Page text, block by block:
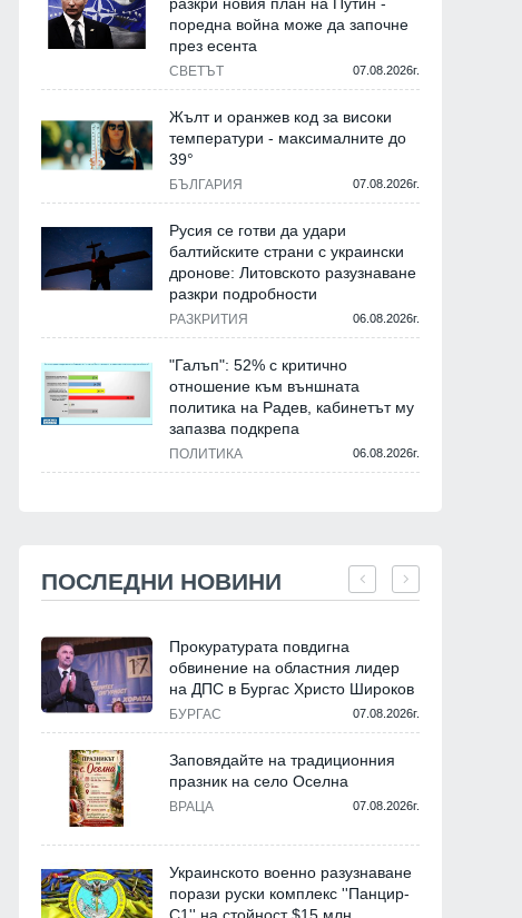
разкри новия план на Путин -
поредна война може да започне
през есента
СВЕТЪТ 07.08.2026г.
Жълт и оранжев код за високи
температури - максималните до
39°
БЪЛГАРИЯ 07.08.2026г.
Русия се готви да удари
балтийските страни с украински
дронове: Литовското разузнаване
разкри подробности
РАЗКРИТИЯ 06.08.2026г.
"Галъп": 52% с критично
отношение към външната
политика на Радев, кабинетът му
запазва подкрепа
ПОЛИТИКА 06.08.2026г.
ПОСЛЕДНИ НОВИНИ
Прокуратурата повдигна
обвинение на областния лидер
на ДПС в Бургас Христо Широков
БУРГАС 07.08.2026г.
Заповядайте на традиционния
празник на село Оселна
ВРАЦА 07.08.2026г.
Украинското военно разузнаване
порази руски комплекс ''Панцир-